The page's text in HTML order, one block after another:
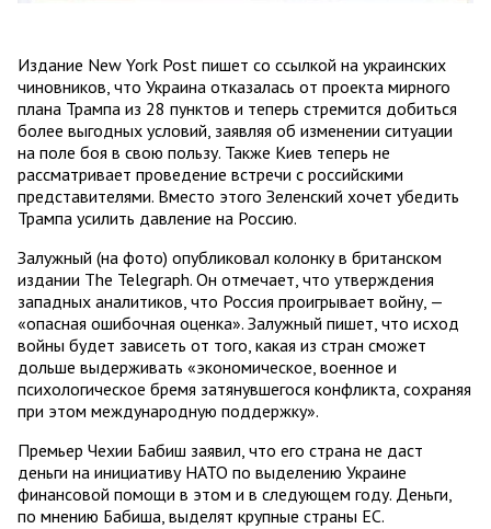
Издание New York Post пишет со ссылкой на украинских
чиновников, что Украина отказалась от проекта мирного
плана Трампа из 28 пунктов и теперь стремится добиться
более выгодных условий, заявляя об изменении ситуации
на поле боя в свою пользу. Также Киев теперь не
рассматривает проведение встречи с российскими
представителями. Вместо этого Зеленский хочет убедить
Трампа усилить давление на Россию.
Залужный (на фото) опубликовал колонку в британском
издании The Telegraph. Он отмечает, что утверждения
западных аналитиков, что Россия проигрывает войну, —
«опасная ошибочная оценка». Залужный пишет, что исход
войны будет зависеть от того, какая из стран сможет
дольше выдерживать «экономическое, военное и
психологическое бремя затянувшегося конфликта, сохраняя
при этом международную поддержку».
Премьер Чехии Бабиш заявил, что его страна не даст
деньги на инициативу НАТО по выделению Украине
финансовой помощи в этом и в следующем году. Деньги,
по мнению Бабиша, выделят крупные страны ЕС.